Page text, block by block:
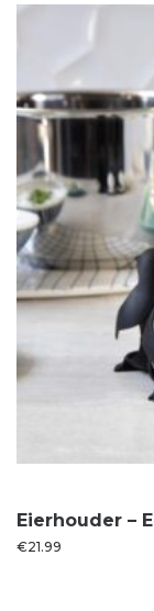
Eierhouder –
€21.99